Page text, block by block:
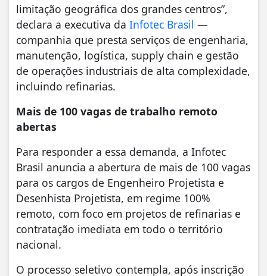
limitação geográfica dos grandes centros”,
declara a executiva da Infotec Brasil —
companhia que presta serviços de engenharia,
manutenção, logística, supply chain e gestão
de operações industriais de alta complexidade,
incluindo refinarias.
Mais de 100 vagas de trabalho remoto
abertas
Para responder a essa demanda, a Infotec
Brasil anuncia a abertura de mais de 100 vagas
para os cargos de Engenheiro Projetista e
Desenhista Projetista, em regime 100%
remoto, com foco em projetos de refinarias e
contratação imediata em todo o território
nacional.
O processo seletivo contempla, após inscrição